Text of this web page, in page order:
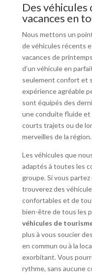
Des
vacances en
Nous mettons un
de véhicules récents
vacances de
d’un véhicule en
seulement confort et
expérience agréable
sont équipés des
une conduite fluide et
courts trajets ou de
merveilles de la région.
Les véhicules que
adaptés à toutes les
groupe. Si vous
trouverez des
confortables et de
bien-être de tous les
véhicules de
plus à vous soucier
en commun ou à la
exorbitant. Vous
rythme, sans aucune